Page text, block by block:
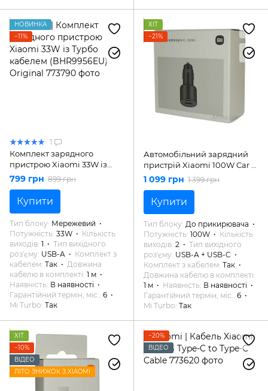
НОВИНКА
−11%
1
Комплект зарядного
пристрою Xiaomi 33W із
Турбо кабелем
(BHR9956EU) Original
799 грн 899 грн
Купити
Тип блоку Мережевий
Потужність 33W
Кількість
виходів 1
Тип вихідного
роз'єму USB-A
Комплект з
кабелем Так
Довжина
кабелю в комплекті 1 м
Наявність В наявності
Гарантійний термін, міс. 6
Mi Turbo Так
ХІТ
−21%
Автомобільний зарядний
пристрій Xiaomi 100W Car з
кабелем Type-C/Type-C
1 099 грн 1 399 грн
Купити
Тип блоку До прикирювача
Потужність 100W
Кількість
виходів 2
Тип вихідного
роз'єму USB-A + USB-C
Комплект з кабелем Так
Довжина кабелю в комплекті
1 м
Наявність В наявності
Гарантійний термін, міс. 6
Mi Turbo Так
ХІТ
−10%
ВІДЕО
ЛІТО ЗНИЖОК З XIAOMI
−20%
ВІДЕО